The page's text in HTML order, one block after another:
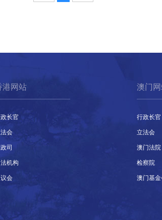
港网站
长官
会
司
机构
议会
澳门
行政长官
立法会
澳门法院
检察院
澳门基